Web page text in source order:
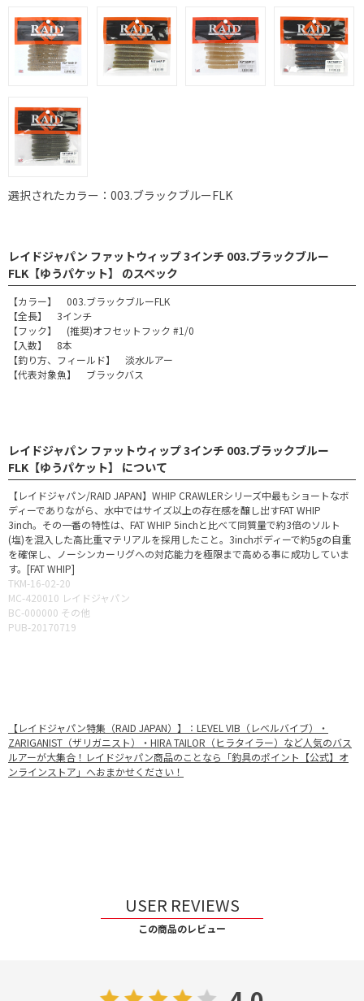
選択されたカラー：003.ブラックブルーFLK
レイドジャパン ファットウィップ 3インチ 003.ブラックブルー
FLK【ゆうパケット】 のスペック
【カラー】 003.ブラックブルーFLK
【全長】 3インチ
【フック】 (推奨)オフセットフック #1/0
【入数】 8本
【釣り方、フィールド】 淡水ルアー
【代表対象魚】 ブラックバス
レイドジャパン ファットウィップ 3インチ 003.ブラックブルー
FLK【ゆうパケット】 について
【レイドジャパン/RAID JAPAN】WHIP CRAWLERシリーズ中最もショートなボ
ディーでありながら、水中ではサイズ以上の存在感を醸し出すFAT WHIP
3inch。その一番の特性は、FAT WHIP 5inchと比べて同質量で約3倍のソルト
(塩)を混入した高比重マテリアルを採用したこと。3inchボディーで約5gの自重
を確保し、ノーシンカーリグへの対応能力を極限まで高める事に成功していま
す。[FAT WHIP]
TKM-16-02-20
MC-420010 レイドジャパン
BC-000000 その他
PUB-20170719
【レイドジャパン特集（RAID JAPAN）】：LEVEL VIB（レベルバイブ）・
ZARIGANIST（ザリガニスト）・HIRA TAILOR（ヒラタイラー）など人気のバス
ルアーが大集合！レイドジャパン商品のことなら「釣具のポイント【公式】オ
ンラインストア」へおまかせください！
USER REVIEWS
この商品のレビュー